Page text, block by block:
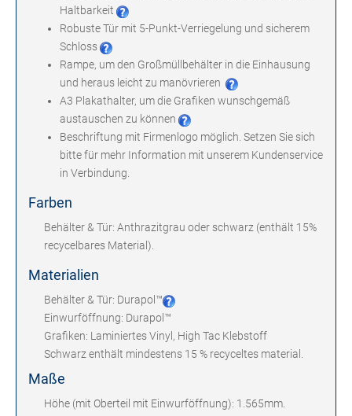
Haltbarkeit
Robuste Tür mit 5-Punkt-Verriegelung und sicherem
Schloss
Rampe, um den Großmüllbehälter in die Einhausung
und heraus leicht zu manövrieren
A3 Plakathalter, um die Grafiken wunschgemäß
austauschen zu können
Beschriftung mit Firmenlogo möglich. Setzen Sie sich
bitte für mehr Information mit unserem Kundenservice
in Verbindung.
Farben
Behälter & Tür: Anthrazitgrau oder schwarz (enthält 15%
recycelbares Material).
Materialien
Behälter & Tür: Durapol™
Einwurföffnung: Durapol™
Grafiken: Laminiertes Vinyl, High Tac Klebstoff
Schwarz enthält mindestens 15 % recyceltes material.
Maße
Höhe (mit Oberteil mit Einwurföffnung): 1.565mm.